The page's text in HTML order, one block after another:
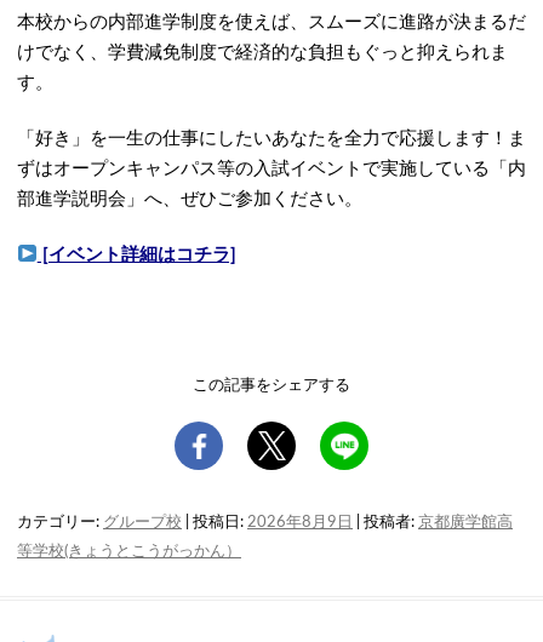
本校からの内部進学制度を使えば、スムーズに進路が決まるだ
けでなく、学費減免制度で経済的な負担もぐっと抑えられま
す。
「好き」を一生の仕事にしたいあなたを全力で応援します！ま
ずはオープンキャンパス等の入試イベントで実施している「内
部進学説明会」へ、ぜひご参加ください。
[イベント詳細はコチラ]
この記事をシェアする
カテゴリー: グループ校 | 投稿日: 2026年8月9日 投稿者: 京都廣学館高
等学校(きょうとこうがっかん）